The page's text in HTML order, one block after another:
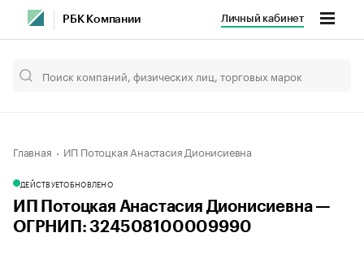
РБК Компании Личный кабинет
Главная ИП Потоцкая Анастасия Дионисиевна
ДЕЙСТВУЕТОБНОВЛЕНО
ИП Потоцкая Анастасия Дионисиевна —
ОГРНИП: 324508100009990